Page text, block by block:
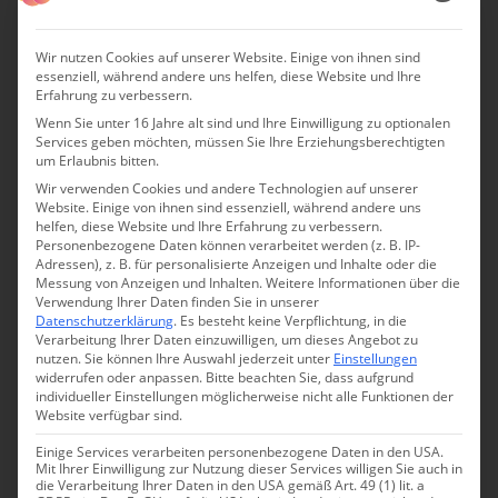
Polpette di pane (Brotfrikadellen), Melanzane ripiene
(gefüllte Aubergine), Focaccia barese (mit Tomaten
garniertes Fladenbrot), Frise (Brötchen), Cozze
arraganate (überbackene Miesmuscheln), Panzerotti
(gefüllte Teigtaschen), Orecchiette e cime di rapa (Pasta
Wir nutzen Cookies auf unserer Website. Einige von ihnen sind
essenziell, während andere uns helfen, diese Website und Ihre
Erfahrung zu verbessern.
Wenn Sie unter 16 Jahre alt sind und Ihre Einwilligung zu optionalen
Services geben möchten, müssen Sie Ihre Erziehungsberechtigten
um Erlaubnis bitten.
Wir verwenden Cookies und andere Technologien auf unserer
Website. Einige von ihnen sind essenziell, während andere uns
helfen, diese Website und Ihre Erfahrung zu verbessern.
Personenbezogene Daten können verarbeitet werden (z. B. IP-
Adressen), z. B. für personalisierte Anzeigen und Inhalte oder die
Messung von Anzeigen und Inhalten.Weitere Informationen über die
Verwendung Ihrer Daten finden Sie in unserer
Datenschutzerklärung. Es besteht keine Verpflichtung, in die
Verarbeitung Ihrer Daten einzuwilligen, um dieses Angebot zu
nutzen.Sie können Ihre Auswahl jederzeit unter Einstellungen
widerrufen oder anpassen. Bitte beachten Sie, dass aufgrund
individueller Einstellungen möglicherweise nicht alle Funktionen der
Website verfügbar sind.
Einige Services verarbeiten personenbezogene Daten in den USA.
Mit Ihrer Einwilligung zur Nutzung dieser Services willigen Sie auch in
die Verarbeitung Ihrer Daten in den USA gemäß Art. 49 (1) lit. a